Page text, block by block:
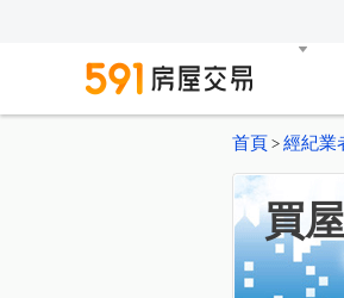
首頁 > 經紀業
買